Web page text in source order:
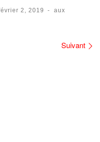
2, 2019 -
aux
Suivant